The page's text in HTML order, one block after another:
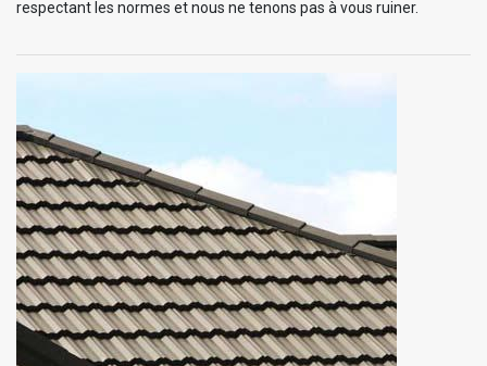
respectant les normes et nous ne tenons pas à vous ruiner.